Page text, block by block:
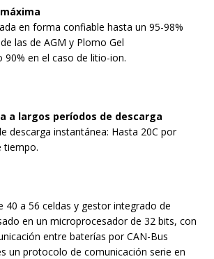
en forma confiable hasta un 95-98%
las de AGM y Plomo Gel
90% en el caso de litio-ion.
a largos períodos de descarga
descarga instantánea: Hasta 20C por
tiempo.
40 a 56 celdas y gestor integrado de
en un microprocesador de 32 bits, con
entre baterías por CAN-Bus
un protocolo de comunicación serie en